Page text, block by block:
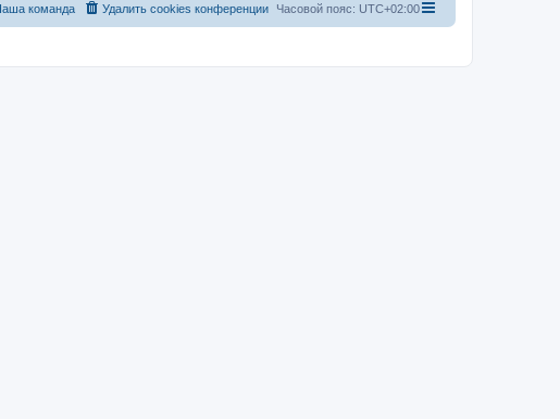
Часовой пояс: UTC+02:00
Удалить cookies конференции
команда